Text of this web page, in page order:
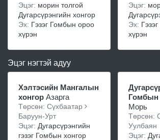
Эцэг: морин толгой
Дугарсүрэнгийн хонгор
Эх: Гэзэг Гомбын ороо
хүрэн
Эцэг:
Эх:
хүрэн
Эцэг нэгтэй адуу
Хэлтэсийн Мангалын
хонгор Азарга
Төрсөн: Сүхбаатар
Баруун-Урт
Эцэг: Дугарсүрэнгийн
гэзэг Гомбын хонгор
Гомбын
Морь
Уулбаян
Эцэг: